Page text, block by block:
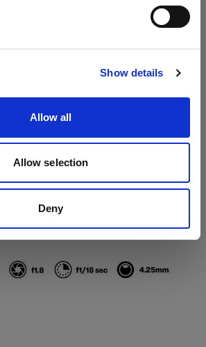
Show details
Allow all
Allow selection
Deny
サイトにアクセス